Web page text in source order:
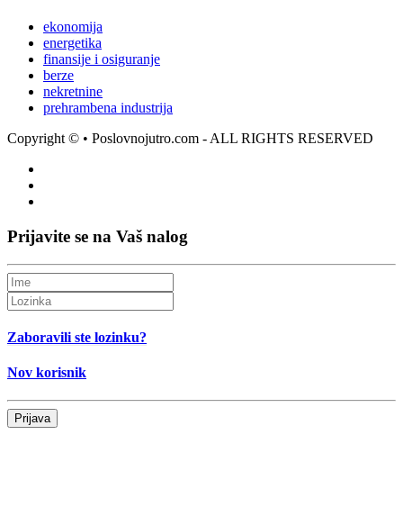
ekonomija
energetika
finansije i osiguranje
berze
nekretnine
prehrambena industrija
Copyright © • Poslovnojutro.com - ALL RIGHTS RESERVED
Prijavite se na Vaš nalog
Zaboravili ste lozinku?
Nov korisnik